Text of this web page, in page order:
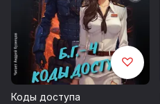
Коды доступа